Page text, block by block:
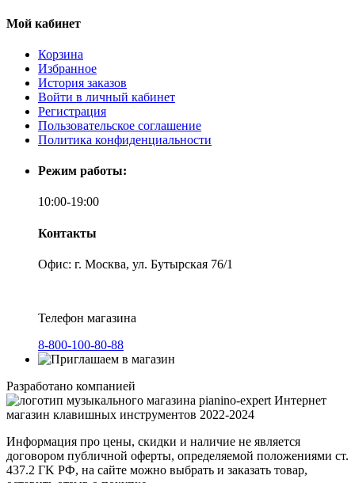
Мой кабинет
Корзина
Избранное
История заказов
Войти в личный кабинет
Регистрация
Пользовательское соглашение
Политика конфиденциальности
Режим работы:
10:00-19:00
Контакты
Офис: г. Москва, ул. Бутырская 76/1
Телефон магазина
8-800-100-80-88
Разработано компанией
Интернет
магазин клавишных инструментов 2022-2024
Информация про цены, скидки и наличие не является
договором публичной оферты, определяемой положениями ст.
437.2 ГK РФ, на сайте можно выбрать и заказать товар,